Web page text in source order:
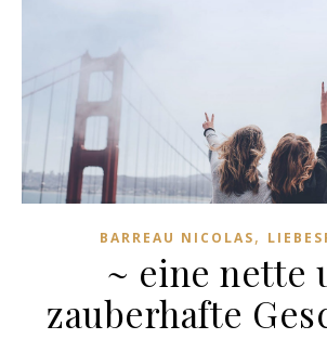
BARREAU NICOLAS,
~ eine nette
zauberhafte